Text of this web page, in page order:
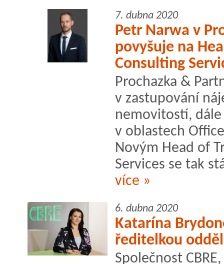
7. dubna 2020
Petr Narwa v
povyšuje na
Consulting
Prochazka &
v zastupování
nemovitostí,
v oblastech
Novým Head of
Services se tak
více »
6. dubna 2020
Katarína
ředitelkou
Společnost